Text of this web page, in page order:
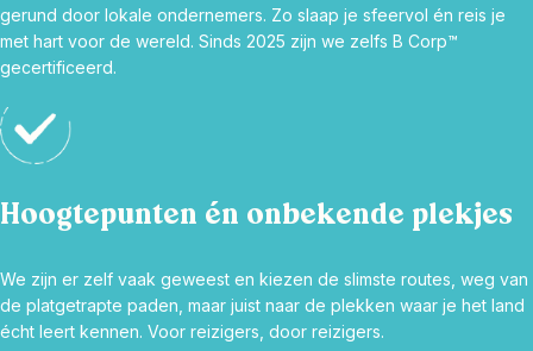
gerund door lokale ondernemers. Zo slaap je sfeervol én reis je
met hart voor de wereld. Sinds 2025 zijn we zelfs B Corp™
gecertificeerd.
Hoogtepunten én onbekende plekjes
We zijn er zelf vaak geweest en kiezen de slimste routes, weg van
de platgetrapte paden, maar juist naar de plekken waar je het land
écht leert kennen. Voor reizigers, door reizigers.